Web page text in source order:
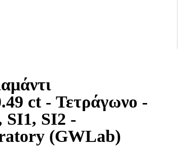
SI1, SI2 -
(GWLab)